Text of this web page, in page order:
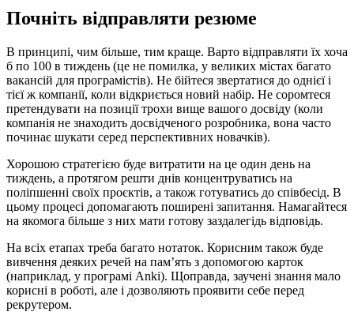
Почніть відправляти резюме
В принципі, чим більше, тим краще. Варто відправляти їх хоча
б по 100 в тиждень (це не помилка, у великих містах багато
вакансій для програмістів). Не бійтеся звертатися до однієї і
тієї ж компанії, коли відкриється новий набір. Не соромтеся
претендувати на позиції трохи вище вашого досвіду (коли
компанія не знаходить досвідченого розробника, вона часто
починає шукати серед перспективних новачків).
Хорошою стратегією буде витратити на це один день на
тиждень, а протягом решти днів концентруватись на
поліпшенні своїх проєктів, а також готуватись до співбесід. В
цьому процесі допомагають поширені запитання. Намагайтеся
на якомога більше з них мати готову заздалегідь відповідь.
На всіх етапах треба багато нотаток. Корисним також буде
вивчення деяких речей на пам’ять з допомогою карток
(наприклад, у програмі Anki). Щоправда, заучені знання мало
корисні в роботі, але і дозволяють проявити себе перед
рекрутером.